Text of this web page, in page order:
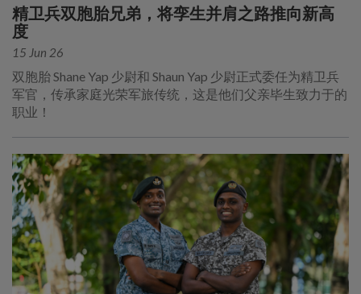
精卫兵双胞胎兄弟，将孪生并肩之路推向新高
度
15 Jun 26
双胞胎 Shane Yap 少尉和 Shaun Yap 少尉正式委任为精卫兵
军官，传承家庭光荣军旅传统，这是他们父亲毕生致力于的
职业！